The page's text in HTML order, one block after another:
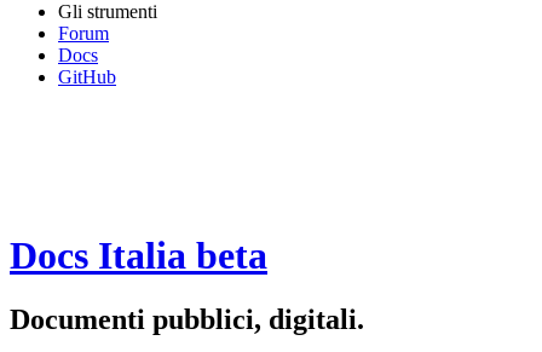
Gli strumenti
Forum
Docs
GitHub
Docs Italia beta
Documenti pubblici, digitali.